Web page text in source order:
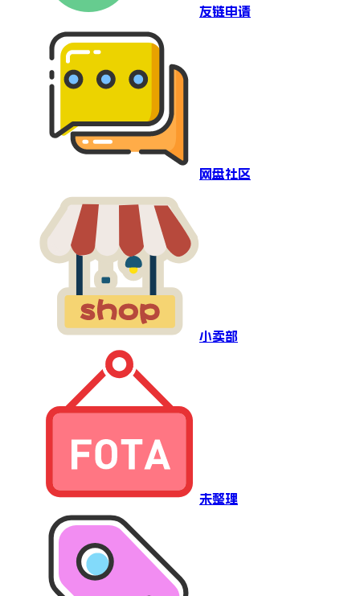
友链申请
网盘社区
小卖部
未整理